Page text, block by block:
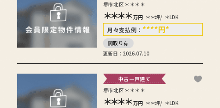
堺市北区＊＊＊＊
＊＊＊＊ 万円 ＊＊坪/ ＊LDK
月々支払例： ****円*
間取り有
更新日：2026.07.10
中古一戸建て
堺市北区＊＊＊＊
＊＊＊＊ 万円 ＊＊坪/ ＊LDK